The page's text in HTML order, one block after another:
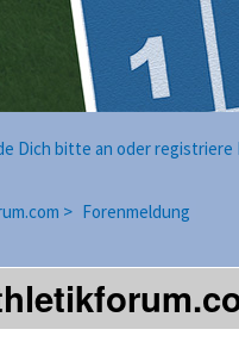
Dich bitte an oder
> Forenmeldung